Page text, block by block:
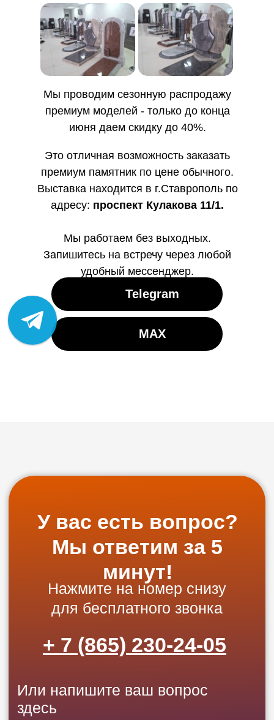
Мы проводим сезонную распродажу
премиум моделей - только до конца
июня даем скидку до 40%.
Это отличная возможность заказать
премиум памятник по цене обычного.
Выставка находится в г.Ставрополь по
адресу: проспект Кулакова 11/1.
Мы работаем без выходных.
Запишитесь на встречу через любой
удобный мессенджер.
Telegram
MAX